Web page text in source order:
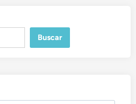
Buscar